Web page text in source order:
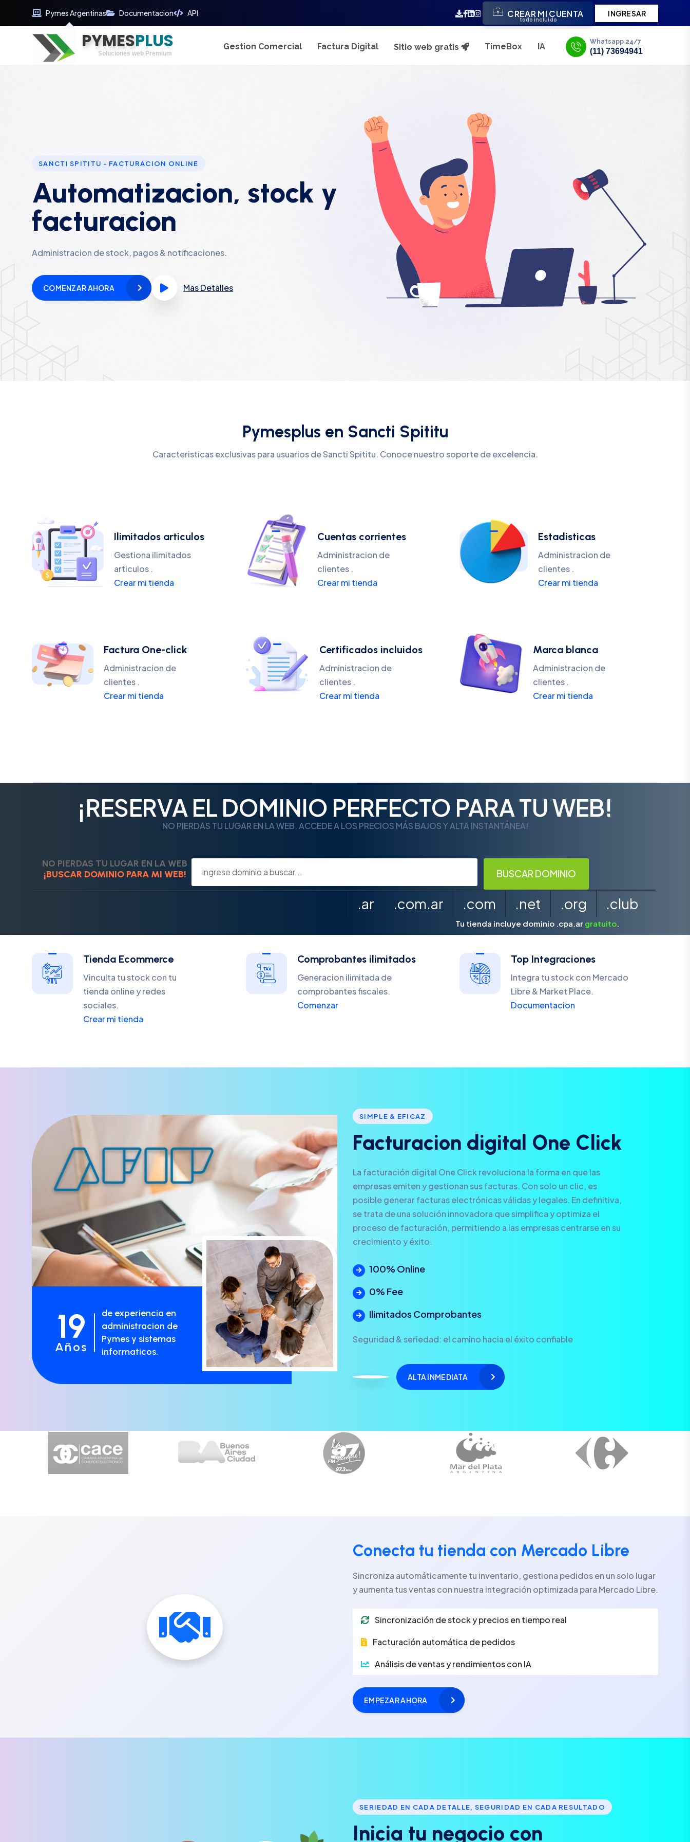
Pymes Argentinas Documentacion API CREAR MI CUENTA
todo incluido
INGRESAR
PYMESPLUS
Digitaliza tu éxito
Soluciones web Premium
Gestion Comercial Factura Digital Sitio web gratis TimeBox IA Whatsapp 24/7
(11) 73694941
SANCTI SPITITU - FACTURACION ONLINE
Automatizacion, stock y
facturacion
Administracion de stock, pagos & notificaciones.
COMENZAR AHORA Mas Detalles
Pymesplus en Sancti Spititu
Caracteristicas exclusivas para usuarios de Sancti Spititu. Conoce nuestro soporte de excelencia.
Ilimitados articulos
Gestiona ilimitados
articulos .
Crear mi tienda
Cuentas corrientes
Administracion de
clientes .
Crear mi tienda
Estadisticas
Administracion de
clientes .
Crear mi tienda
Factura One-click
Administracion de
clientes .
Crear mi tienda
Certificados incluidos
Administracion de
clientes .
Crear mi tienda
Marca blanca
Administracion de
clientes .
Crear mi tienda
¡RESERVA EL DOMINIO PERFECTO PARA TU WEB!
NO PIERDAS TU LUGAR EN LA WEB. ACCEDE A LOS PRECIOS MÁS BAJOS Y ALTA INSTANTÁNEA!
NO PIERDAS TU LUGAR EN LA WEB
¡BUSCAR DOMINIO PARA MI WEB!
.ar .com.ar .com .net .org .club
Tu tienda incluye dominio .cpa.ar gratuito.
Tienda Ecommerce
Vinculta tu stock con tu
tienda online y redes
sociales.
Crear mi tienda
Comprobantes ilimitados
Generacion ilimitada de
comprobantes fiscales.
Comenzar
Top Integraciones
Integra tu stock con Mercado
Libre & Market Place.
Documentacion
19
Años
de experiencia en
administracion de
Pymes y sistemas
informaticos.
SIMPLE & EFICAZ
Facturacion d igita One C ick
La facturación digital One Click revoluciona la forma en que las
empresas emiten y gestionan sus facturas. Con solo un clic, es
posible generar facturas electrónicas válidas y legales. En definitiva,
se trata de una solución innovadora que simplifica y optimiza el
proceso de facturación, permitiendo a las empresas centrarse en su
crecimiento y éxito.
100% Online
0% Fee
Ilimitados Comprobantes
Seguridad & seriedad: el camino hacia el éxito confiable
ALTA INMEDIATA
Conecta tu tienda con Mercado Libre
Sincroniza automáticamente tu inventario, gestiona pedidos en un solo lugar
y aumenta tus ventas con nuestra integración optimizada para Mercado Libre.
Sincronización de stock y precios en tiempo real
Facturación automática de pedidos
Análisis de ventas y rendimientos con IA
EMPEZAR AHORA
SERIEDAD EN CADA DETALLE, SEGURIDAD EN CADA RESULTADO
Inicia tu negocio con